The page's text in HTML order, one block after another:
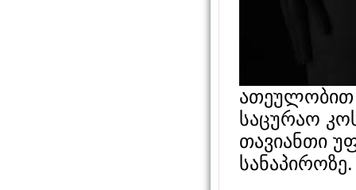
ათეულობით
საცურაო
თავიანთი
სანაპიროზე.